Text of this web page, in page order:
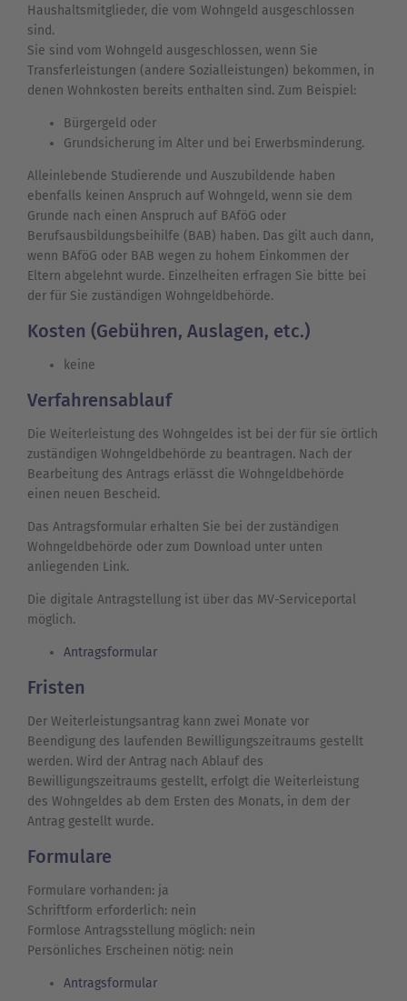
Haushaltsmitglieder, die vom Wohngeld ausgeschlossen
sind.
Sie sind vom Wohngeld ausgeschlossen, wenn Sie
Transferleistungen (andere Sozialleistungen) bekommen, in
denen Wohnkosten bereits enthalten sind. Zum Beispiel:
Bürgergeld oder
Grundsicherung im Alter und bei Erwerbsminderung.
Alleinlebende Studierende und Auszubildende haben
ebenfalls keinen Anspruch auf Wohngeld, wenn sie dem
Grunde nach einen Anspruch auf BAföG oder
Berufsausbildungsbeihilfe (BAB) haben. Das gilt auch dann,
wenn BAföG oder BAB wegen zu hohem Einkommen der
Eltern abgelehnt wurde. Einzelheiten erfragen Sie bitte bei
der für Sie zuständigen Wohngeldbehörde.
Kosten (Gebühren, Auslagen, etc.)
keine
Verfahrensablauf
Die Weiterleistung des Wohngeldes ist bei der für sie örtlich
zuständigen Wohngeldbehörde zu beantragen. Nach der
Bearbeitung des Antrags erlässt die Wohngeldbehörde
einen neuen Bescheid.
Das Antragsformular erhalten Sie bei der zuständigen
Wohngeldbehörde oder zum Download unter unten
anliegenden Link.
Die digitale Antragstellung ist über das MV-Serviceportal
möglich.
Antragsformular
Fristen
Der Weiterleistungsantrag kann zwei Monate vor
Beendigung des laufenden Bewilligungszeitraums gestellt
werden. Wird der Antrag nach Ablauf des
Bewilligungszeitraums gestellt, erfolgt die Weiterleistung
des Wohngeldes ab dem Ersten des Monats, in dem der
Antrag gestellt wurde.
Formulare
Formulare vorhanden: ja
Schriftform erforderlich: nein
Formlose Antragsstellung möglich: nein
Persönliches Erscheinen nötig: nein
Antragsformular